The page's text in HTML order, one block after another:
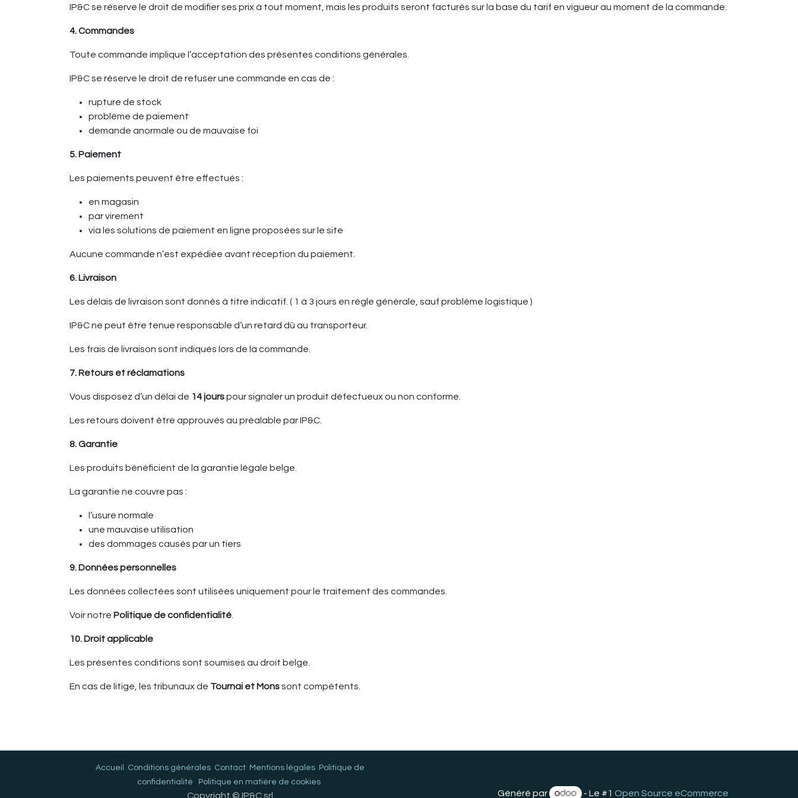
IP&C se réserve le droit de modifier ses prix à tout moment, mais les produits seront facturés sur la base du tarif en vigueur au moment de la commande.
4. Commandes
Toute commande implique l’acceptation des présentes conditions générales.
IP&C se réserve le droit de refuser une commande en cas de :
rupture de stock
problème de paiement
demande anormale ou de mauvaise foi
5. Paiement
Les paiements peuvent être effectués :
en magasin
par virement
via les solutions de paiement en ligne proposées sur le site
Aucune commande n’est expédiée avant réception du paiement.
6. Livraison
Les délais de livraison sont donnés à titre indicatif. ( 1 à 3 jours en règle générale, sauf problème logistique )
IP&C ne peut être tenue responsable d’un retard dû au transporteur.
Les frais de livraison sont indiqués lors de la commande.
7. Retours et réclamations
Vous disposez d’un délai de 14 jourspour signaler un produit défectueux ou non conforme.
Les retours doivent être approuvés au préalable par IP&C.
8. Garantie
Les produits bénéficient de la garantie légale belge.
La garantie ne couvre pas :
l’usure normale
une mauvaise utilisation
des dommages causés par un tiers
9. Données personnelles
Les données collectées sont utilisées uniquement pour le traitement des commandes.
Voir notre Politique de confidentialité
10. Droit applicable
Les présentes conditions sont soumises au droit belge.
En cas de litige, les tribunaux de Tournai et Monssont compétents.
Accueil Conditions générales Contact Mentions légales
Politique de
confidentialité
Politique en matière de cookies
Copyright © IP&C srl Généré par - Le #1 Open Source eCommerce